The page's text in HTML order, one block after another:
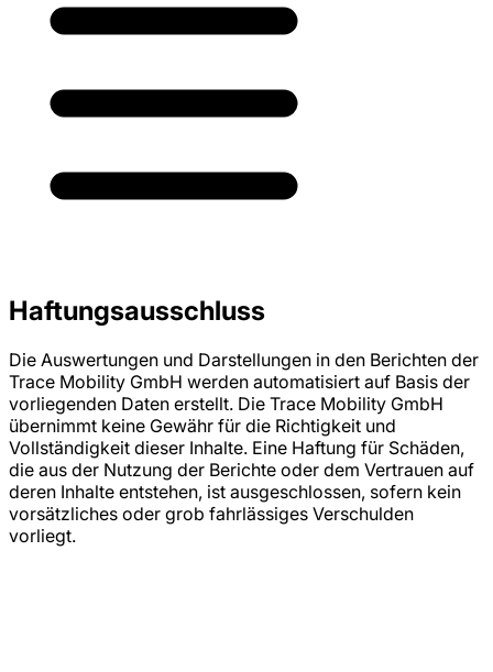
Haftungsausschluss
Die Auswertungen und Darstellungen in den Berichten der
Trace Mobility GmbH werden automatisiert auf Basis der
vorliegenden Daten erstellt. Die Trace Mobility GmbH
übernimmt keine Gewähr für die Richtigkeit und
Vollständigkeit dieser Inhalte. Eine Haftung für Schäden,
die aus der Nutzung der Berichte oder dem Vertrauen auf
deren Inhalte entstehen, ist ausgeschlossen, sofern kein
vorsätzliches oder grob fahrlässiges Verschulden
vorliegt.